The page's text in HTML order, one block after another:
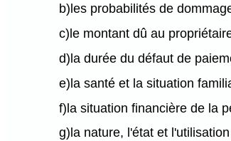
b)les probabilités de
c)le montant dû au
d)la durée du défaut de
e)la santé et la situation
f)la situation financière de la
g)la nature, l'état et